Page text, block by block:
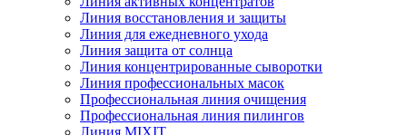
Линия восстановления и защиты
Линия для ежедневного ухода
Линия защита от солнца
Линия концентрированные сыворотки
Линия профессиональных масок
Профессиональная линия очищения
Профессиональная линия пилингов
Линия MIXIT